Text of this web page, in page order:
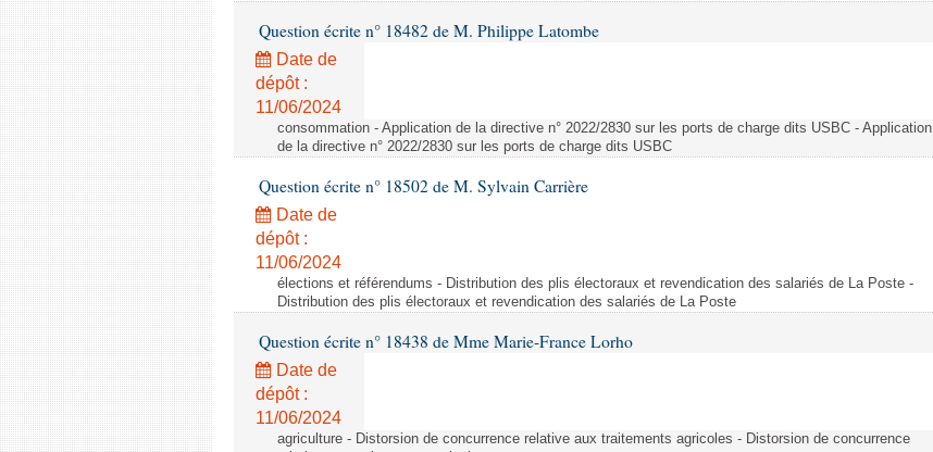
Question écrite n° 18482 de M. Philippe Latombe
Date de
dépôt :
11/06/2024
consommation - Application de la directive n° 2022/2830 sur les ports de charge dits USBC - Application
de la directive n° 2022/2830 sur les ports de charge dits USBC
Question écrite n° 18502 de M. Sylvain Carrière
Date de
dépôt :
11/06/2024
élections et référendums - Distribution des plis électoraux et revendication des salariés de La Poste -
Distribution des plis électoraux et revendication des salariés de La Poste
Question écrite n° 18438 de Mme Marie-France Lorho
Date de
dépôt :
11/06/2024
agriculture - Distorsion de concurrence relative aux traitements agricoles - Distorsion de concurrence